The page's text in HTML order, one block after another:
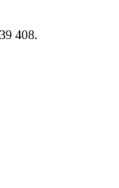
408.